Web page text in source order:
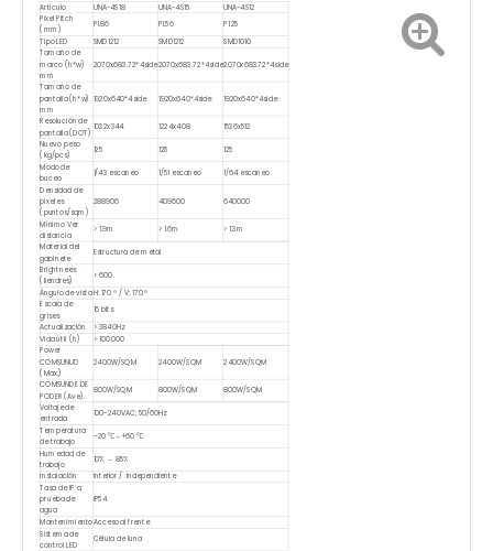
Artículo UNA-4S18 UNA-4S15 UNA-4S12
Pixel Pitch
(mm)
P1.86 P1.56
P1.25
Tipo LED
SMD1212 SMD1212
SMD1010
Tamaño de
marco (h*w)
mm
2070x683.72*4side2070x683.72*4side2070x683.72*4side
Tamaño de
pantalla (h*w)
mm
1920x640*4side 1920x640*4side 1920x640*4side
Resolución de
pantalla (DOT)
1032x344 1224x408 1536x512
Nuevo peso
(kg/pcs)
125 125 125
Modo de
buceo
1/43 escaneo 1/51 escaneo 1/64 escaneo
Densidad de
píxeles
(puntos/sqm)
288906 409600 640000
Mínimo Ver
distancia
> 1.9m > 1.6m
> 1.3m
Material del
gabinete
Estructura de metal
Brightnees
(liendres)
> 600
Ángulo de vistaH: 170 ° / V: 170 °
Escala de
grises
16 bits
Actualización
> 3840Hz
Vida útil (h)
> 100 000
Power
COMSUNUD
(Max.)
2400W/SQM 2400W/SQM 2400W/SQM
COMSUNDE DE
PODER (Ave).
800W/SQM 800W/SQM
800W/SQM
Voltaje de
entrada
100-240VAC; 50/60Hz
Temperatura
de trabajo
–20 ℃～+60 ℃
Humedad de
trabajo
10% ～ 85%
Instalación Interior / independiente
Tasa de IP a
prueba de
agua
IP54
MantenimientoAcceso al frente
Sistema de
control LED
Célula de luna